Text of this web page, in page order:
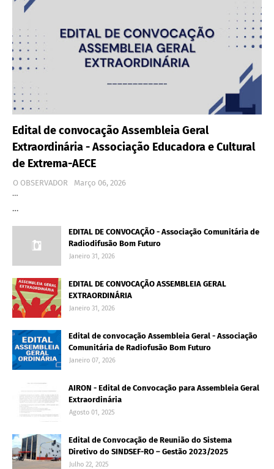
Edital de convocação Assembleia Geral
Extraordinária - Associação Educadora e Cultural
de Extrema-AECE
O OBSERVADOR
Março 06, 2026
…
…
EDITAL DE CONVOCAÇÃO - Associação Comunitária de
Radiodifusão Bom Futuro
Janeiro 31, 2026
EDITAL DE CONVOCAÇÃO ASSEMBLEIA GERAL
EXTRAORDINÁRIA
Janeiro 31, 2026
Edital de convocação Assembleia Geral - Associação
Comunitária de Radiofusão Bom Futuro
Janeiro 07, 2026
AIRON - Edital de Convocação para Assembleia Geral
Extraordinária
Agosto 01, 2025
Edital de Convocação de Reunião do Sistema
Diretivo do SINDSEF-RO – Gestão 2023/2025
Julho 22, 2025